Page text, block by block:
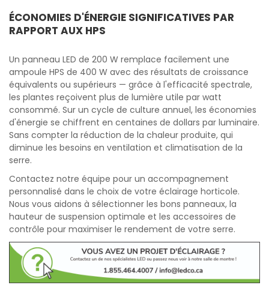
ÉCONOMIES D'ÉNERGIE SIGNIFICATIVES PAR
RAPPORT AUX HPS
Un panneau LED de 200 W remplace facilement une
ampoule HPS de 400 W avec des résultats de croissance
équivalents ou supérieurs — grâce à l'efficacité spectrale,
les plantes reçoivent plus de lumière utile par watt
consommé. Sur un cycle de culture annuel, les économies
d'énergie se chiffrent en centaines de dollars par luminaire.
Sans compter la réduction de la chaleur produite, qui
diminue les besoins en ventilation et climatisation de la
serre.
Contactez notre équipe pour un accompagnement
personnalisé dans le choix de votre éclairage horticole.
Nous vous aidons à sélectionner les bons panneaux, la
hauteur de suspension optimale et les accessoires de
contrôle pour maximiser le rendement de votre serre.